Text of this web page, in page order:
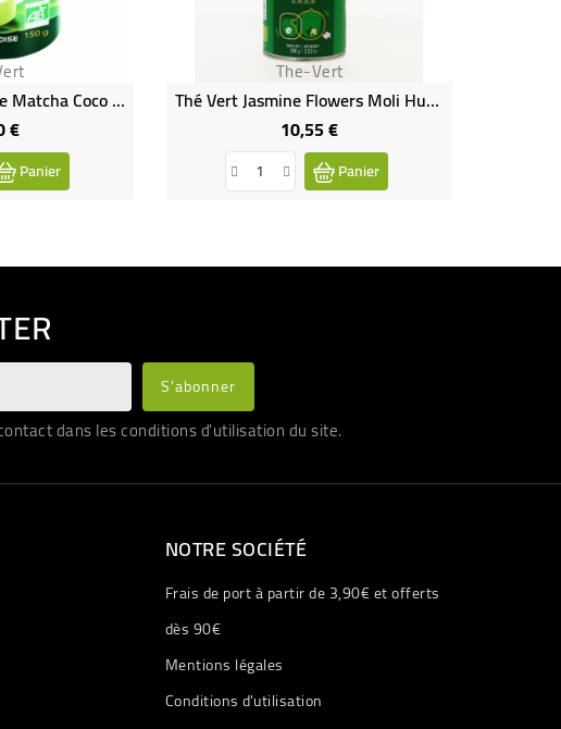
Boisson Instantanée Matcha Coco Bio
€Prix
Panier
The-Vert
Thé Vert Jasmine Flowers Moli Hua Cha Bio
10,55 €Prix
Panier
dans les conditions d'utilisation du site.
NOTRE SOCIÉTÉ
Frais de port à partir de 3,90€ et offerts
dès 90€
Mentions légales
Conditions d'utilisation